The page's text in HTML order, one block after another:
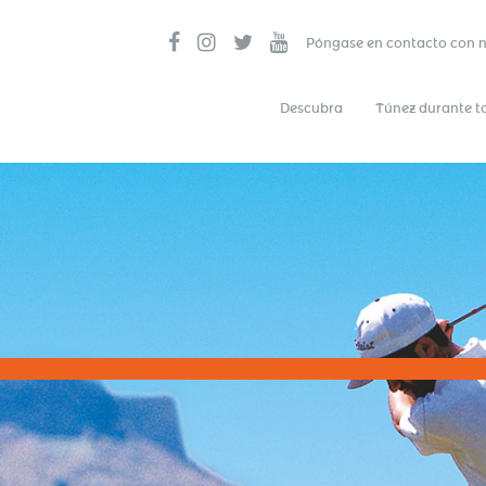
Póngase en contacto con
Descubra Túnez durante